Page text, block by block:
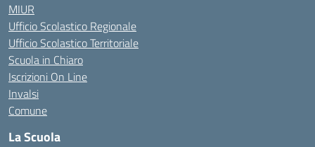
MIUR
Ufficio Scolastico Regionale
Ufficio Scolastico Territoriale
Scuola in Chiaro
Iscrizioni On Line
Invalsi
Comune
La Scuola